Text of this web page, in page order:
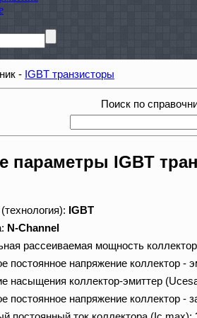
- IGBT транзисторы
Поиск по
параметры IGBT
IGBT
N-Channel
рассеиваемая мощность
постоянное напряжение коллектор -
насыщения коллектор-эмиттер
постоянное напряжение коллектор -